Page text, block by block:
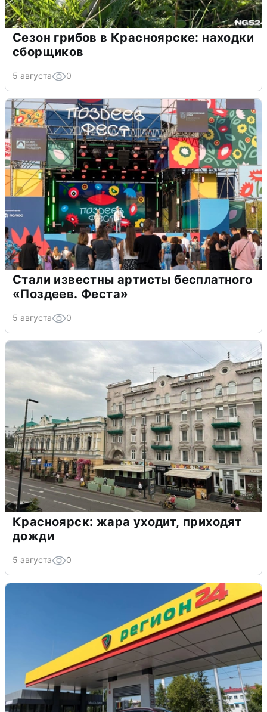
Сезон грибов в Красноярске: находки
сборщиков
5 августа 0
Стали известны артисты бесплатного
«Поздеев. Феста»
5 августа 0
Красноярск: жара уходит, приходят
дожди
5 августа 0